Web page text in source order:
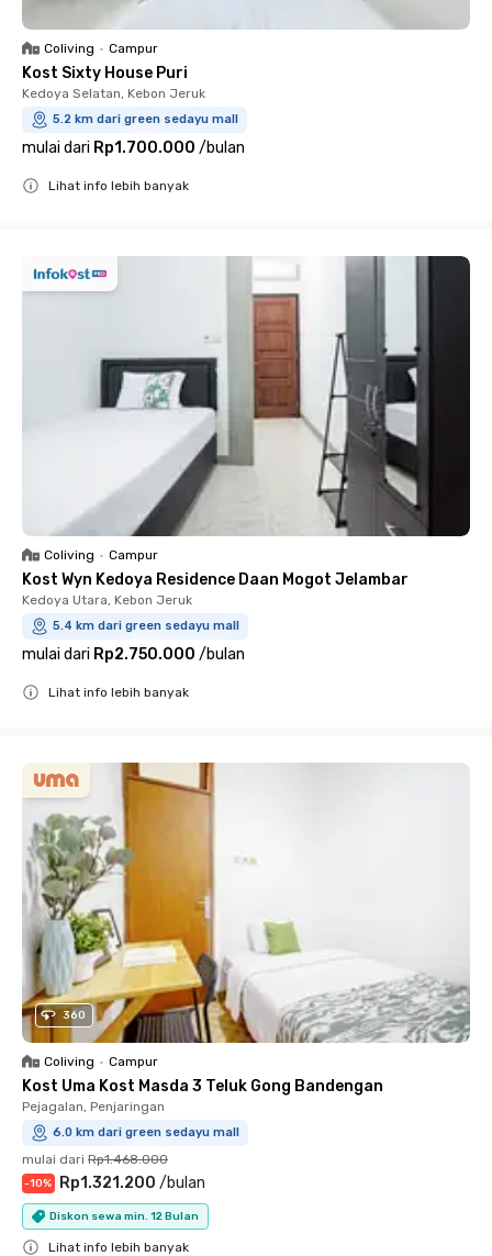
Coliving • Campur
Kost Sixty House Puri
Kedoya Selatan, Kebon Jeruk
5.2 km dari green sedayu mall
mulai dari Rp1.700.000 /bulan
Lihat info lebih banyak
Coliving • Campur
Kost Wyn Kedoya Residence Daan Mogot Jelambar
Kedoya Utara, Kebon Jeruk
5.4 km dari green sedayu mall
mulai dari Rp2.750.000 /bulan
Lihat info lebih banyak
360
Coliving • Campur
Kost Uma Kost Masda 3 Teluk Gong Bandengan
Pejagalan, Penjaringan
6.0 km dari green sedayu mall
mulai dari Rp1.468.000
-10% Rp1.321.200 /bulan
Diskon sewa min. 12 Bulan
Lihat info lebih banyak